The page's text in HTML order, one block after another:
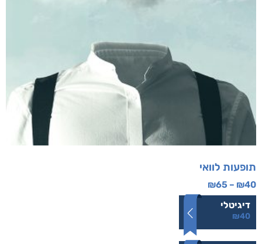
תופעות לוואי
₪40
–
₪65
דיגיטלי
₪40